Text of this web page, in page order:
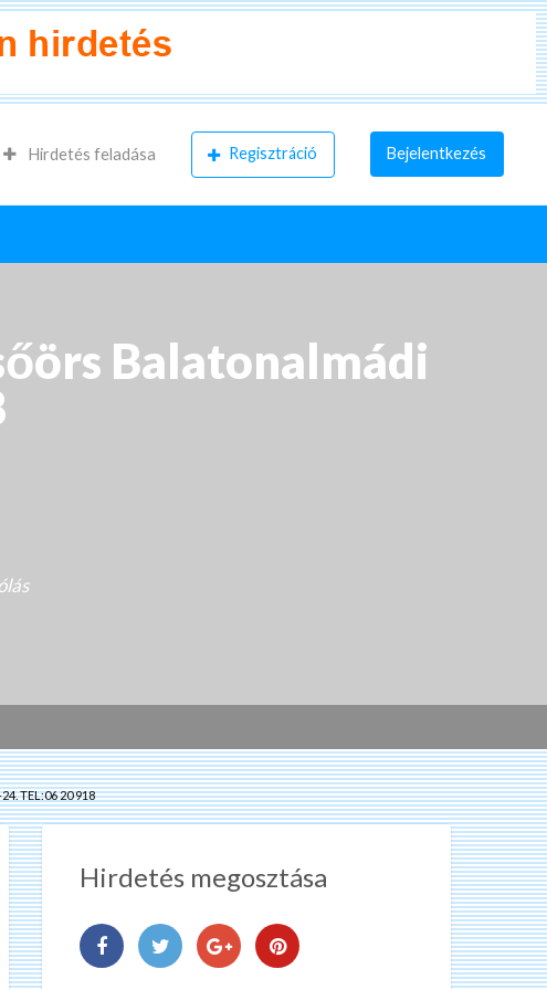
Hirdetés feladása Regisztráció Bejelentkezés
Balatonalmádi
TEL:06 20 918
Hirdetés megosztása